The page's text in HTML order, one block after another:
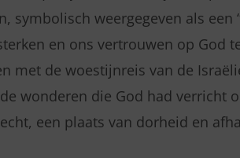
symbolisch weergegeven als een
en ons vertrouwen op God
met de woestijnreis van de
wonderen die God had verricht
een plaats van dorheid en